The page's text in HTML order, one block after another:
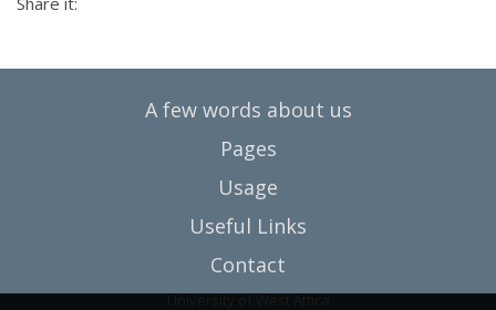
A few words about us
Pages
Usage
Useful Links
Contact
University of West Attica